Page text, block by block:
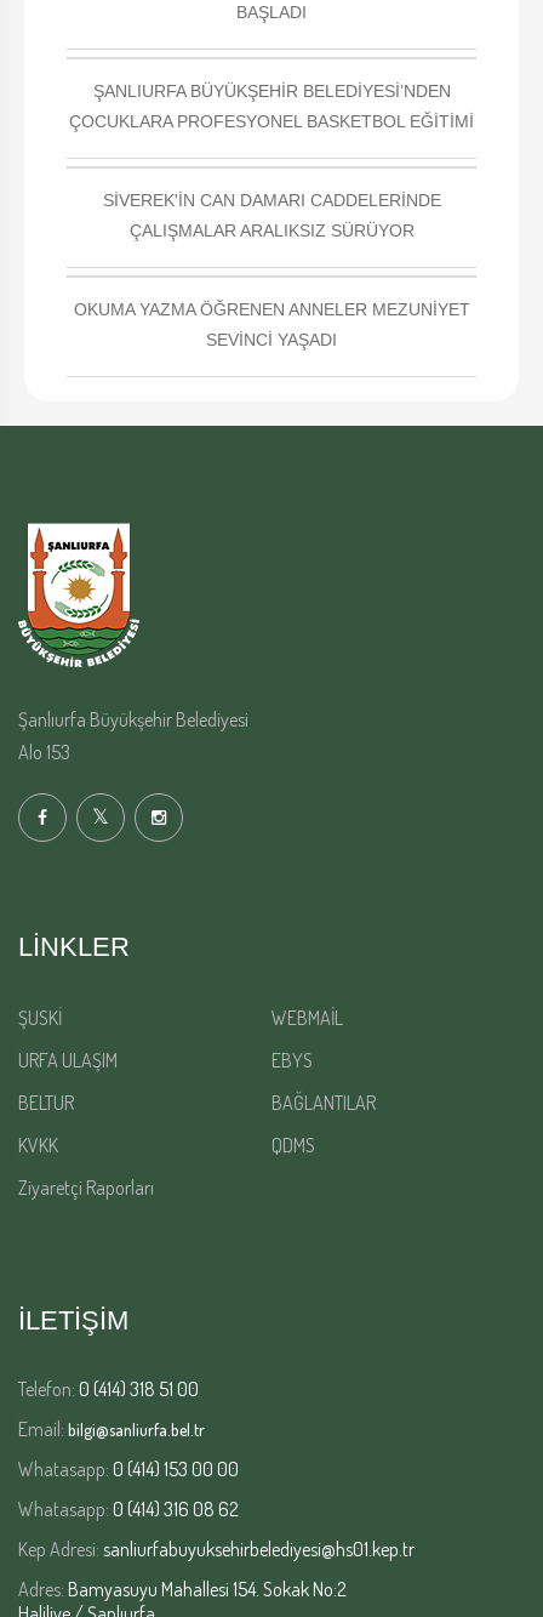
BAŞLADI
ŞANLIURFA BÜYÜKŞEHİR BELEDİYESİ’NDEN
ÇOCUKLARA PROFESYONEL BASKETBOL EĞİTİMİ
SİVEREK'İN CAN DAMARI CADDELERİNDE
ÇALIŞMALAR ARALIKSIZ SÜRÜYOR
OKUMA YAZMA ÖĞRENEN ANNELER MEZUNİYET
SEVİNCİ YAŞADI
Şanlıurfa Büyükşehir Belediyesi
Alo 153
LINKLER
ŞUSKİ
WEBMAİL
URFA ULAŞIM
EBYS
BELTUR
BAĞLANTILAR
KVKK
QDMS
Ziyaretçi Raporları
İLETİŞİM
Telefon: 0 (414) 318 51 00
Email: bilgi@sanliurfa.bel.tr
Whatasapp: 0 (414) 153 00 00
Whatasapp: 0 (414) 316 08 62
Kep Adresi: sanliurfabuyuksehirbelediyesi@hs01.kep.tr
Adres: Bamyasuyu Mahallesi 154. Sokak No:2